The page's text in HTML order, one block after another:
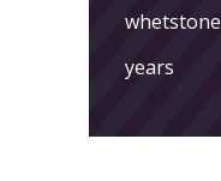
whetstone
years